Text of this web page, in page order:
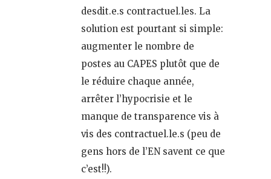
desdit.e.s contractuel.les. La
solution est pourtant si simple:
augmenter le nombre de
postes au CAPES plutôt que de
le réduire chaque année,
arrêter l’hypocrisie et le
manque de transparence vis à
vis des contractuel.le.s (peu de
gens hors de l’EN savent ce que
c’est!!).